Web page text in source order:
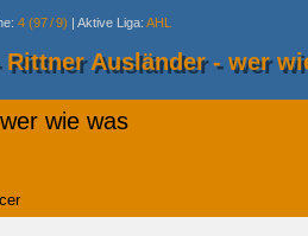
: 4 (97/9) | Aktive Liga: AHL
Ausländer - wer
wie was